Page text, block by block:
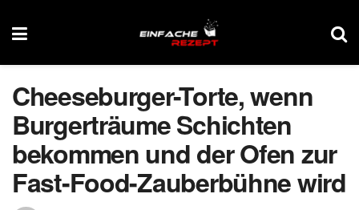
Cheeseburger-Torte, wenn
Burgerträume Schichten
bekommen und der Ofen zur
Fast-Food-Zauberbühne wird